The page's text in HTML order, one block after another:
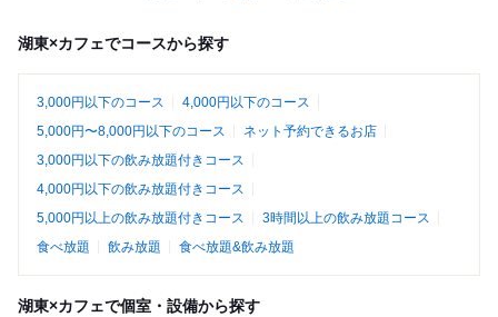
湖東×カフェでコースから探す
3,000円以下のコース
4,000円以下のコース
5,000円〜8,000円以下のコース
ネット予約できるお店
3,000円以下の飲み放題付きコース
4,000円以下の飲み放題付きコース
5,000円以上の飲み放題付きコース
3時間以上の飲み放題コース
食べ放題
飲み放題 食べ放題&飲み放題
湖東×カフェで個室・設備から探す